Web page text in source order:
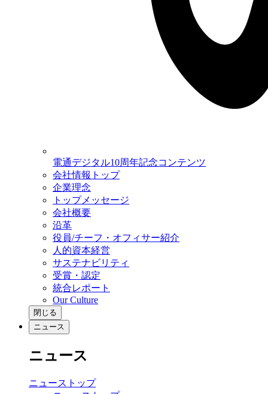
電通デジタル10周年記念コンテンツ
会社情報トップ
企業理念
トップメッセージ
会社概要
沿革
役員/チーフ・オフィサー紹介
人的資本経営
サステナビリティ
受賞・認定
統合レポート
Our Culture
閉じる
ニュース
ニュース
ニューストップ